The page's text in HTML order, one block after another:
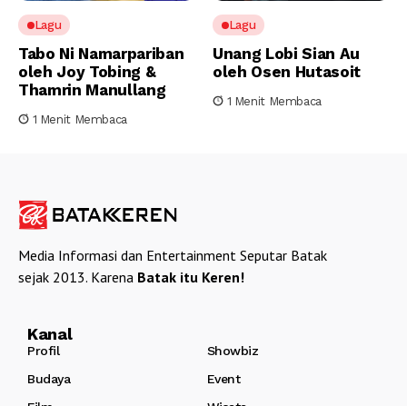
Lagu
Tabo Ni Namarpariban
oleh Joy Tobing &
Thamrin Manullang
1 Menit Membaca
Lagu
Unang Lobi Sian Au
oleh Osen Hutasoit
1 Menit Membaca
Media Informasi dan Entertainment Seputar Batak
sejak 2013. Karena Batak itu Keren!
Kanal
Profil
Showbiz
Budaya
Event